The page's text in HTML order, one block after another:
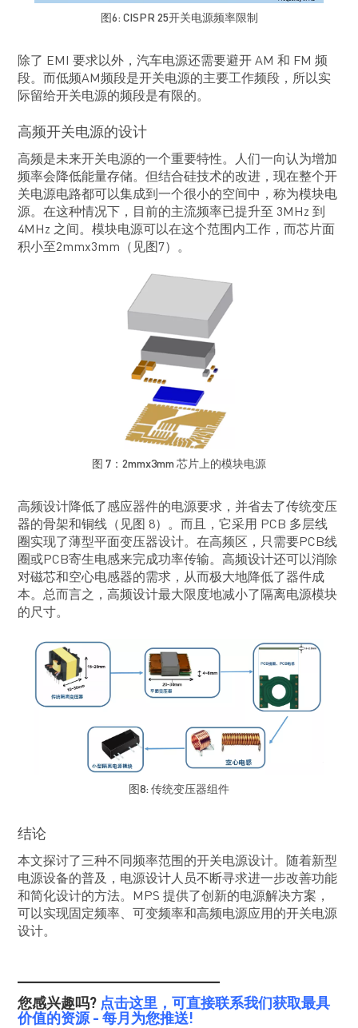
图6: CISPR 25开关电源频率限制
除了 EMI 要求以外，汽车电源还需要避开 AM 和 FM 频
段。而低频AM频段是开关电源的主要工作频段，所以实
际留给开关电源的频段是有限的。
高频开关电源的设计
高频是未来开关电源的一个重要特性。人们一向认为增加
频率会降低能量存储。但结合硅技术的改进，现在整个开
关电源电路都可以集成到一个很小的空间中，称为模块电
源。在这种情况下，目前的主流频率已提升至 3MHz 到
4MHz 之间。模块电源可以在这个范围内工作，而芯片面
积小至2mmx3mm（见图7）。
图 7：2mmx3mm 芯片上的模块电源
高频设计降低了感应器件的电源要求，并省去了传统变压
器的骨架和铜线（见图 8）。而且，它采用 PCB 多层线
圈实现了薄型平面变压器设计。在高频区，只需要PCB线
圈或PCB寄生电感来完成功率传输。高频设计还可以消除
对磁芯和空心电感器的需求，从而极大地降低了器件成
本。总而言之，高频设计最大限度地减小了隔离电源模块
的尺寸。
图8: 传统变压器组件
结论
本文探讨了三种不同频率范围的开关电源设计。随着新型
电源设备的普及，电源设计人员不断寻求进一步改善功能
和简化设计的方法。MPS 提供了创新的电源解决方案，
可以实现固定频率、可变频率和高频电源应用的开关电源
设计。
您感兴趣吗? 点击这里，可直接联系我们获取最具
价值的资源 - 每月为您推送!